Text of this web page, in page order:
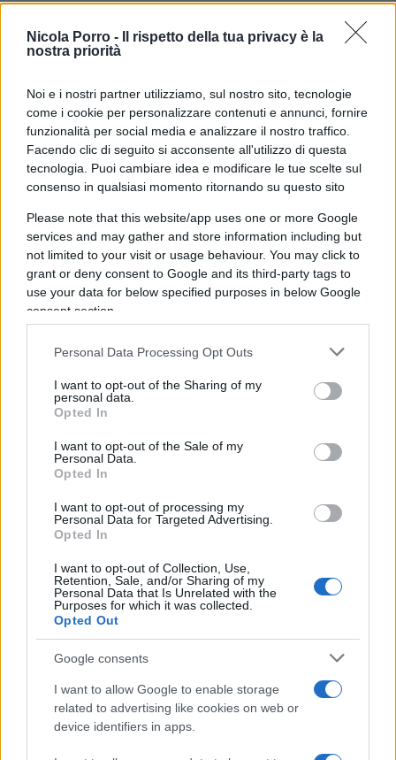
Nicola Porro -
Il rispetto della tua privacy è la
nostra priorità
Noi e i nostri partner utilizziamo, sul nostro sito, tecnologie
come i cookie per personalizzare contenuti e annunci, fornire
funzionalità per social media e analizzare il nostro traffico.
Facendo clic di seguito si acconsente all'utilizzo di questa
tecnologia. Puoi cambiare idea e modificare le tue scelte sul
consenso in qualsiasi momento ritornando su questo sito
Please note that this website/app uses one or more Google
services and may gather and store information including but
not limited to your visit or usage behaviour. You may click to
grant or deny consent to Google and its third-party tags to
use your data for below specified purposes in below Google
consent section.
Personal Data Processing Opt Outs
I want to opt-out of the Sharing of my
personal data.
Opted In
I want to opt-out of the Sale of my
Personal Data.
Opted In
I want to opt-out of processing my
Personal Data for Targeted Advertising.
Opted In
I want to opt-out of Collection, Use,
Retention, Sale, and/or Sharing of my
Personal Data that Is Unrelated with the
Purposes for which it was collected.
Opted Out
Google consents
I want to allow Google to enable storage
related to advertising like cookies on web or
device identifiers in apps.
sono la maggioranza, quanto meno in senso
politico, i tassi di crescita sono esponenziali, tanti
fatto mettere l’aborto in Costituzione e la Torre
Eiffel s’è illuminata d’immenso ma non è chiaro
chi potrà fruirne, o abusarne, visto che l’Islam
politico francese ha subito fatto sapere che non
Sbandierando scimitarre. Quanto a Gaza, 7
ottobre, non pervenuta: il compagno Soumahoro
stava sudando come un bianco sul prossimo libro
le cui vendite gli frutteranno un maniero.
C’è un diritto all’eleganza, uno a sfruttare i
compagni migranti neri, e uno alla luce oscura. E
bianco lo bandisce ovunque, perfino per mano
dell’intelligenza artificiale, che ricorda quella di
Soumahoro. Il quale quando espone, nel senso